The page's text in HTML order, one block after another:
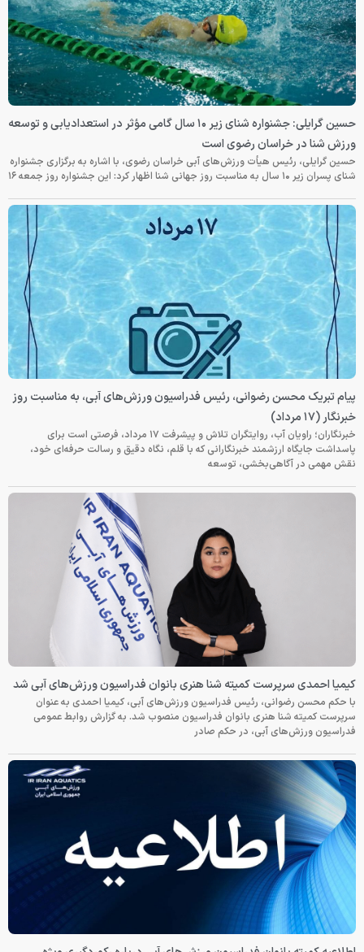
حسین گرایلی: جشنواره شنای زیر ۱۰ سال گامی مؤثر در استعدادیابی و توسعه
ورزش شنا در خراسان رضوی است
حسین گرایلی، رئیس هیأت ورزش‌های آبی خراسان رضوی، با اشاره به برگزاری جشنواره
شنای پسران زیر ۱۰ سال به مناسبت روز جهانی شنا اظهار کرد: این جشنواره روز جمعه‌ ۱۶
پیام تبریک محسن رضوانی، رئیس فدراسیون ورزش‌های آبی، به مناسبت روز
خبرنگار (۱۷ مرداد)
خبرنگاران؛ راویان آب، روایتگران تلاش و پیشرفت ۱۷ مرداد، فرصتی است برای
پاسداشت جایگاه ارزشمند خبرنگارانی که با قلم، نگاه دقیق و رسالت حرفه‌ای خود،
نقش مهمی در آگاهی‌بخشی، توسعه
کیمیا احمدی سرپرست کمیته شنا هنری بانوان فدراسیون ورزش‌های آبی شد
با حکم محسن رضوانی، رئیس فدراسیون ورزش‌های آبی، کیمیا احمدی به عنوان
سرپرست کمیته شنا هنری بانوان فدراسیون منصوب شد. به گزارش روابط عمومی
فدراسیون ورزش‌های آبی، در حکم صادر